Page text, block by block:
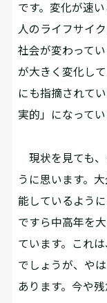
です。変化が速
人のライフサイ
社会が変わって
が大きく変化し
にも指摘されて
実的」になってい
現状を見ても、
うに思います。
能しているよう
ですら中高年を
ています。これ
でしょうが、や
あります。今や